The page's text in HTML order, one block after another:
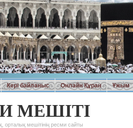
Кері байланыс Онлайн Құран Ұжым
МЕШІТІ
мешітінің ресми сайты